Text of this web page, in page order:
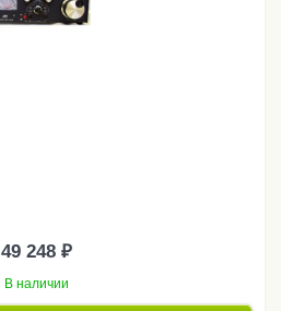
49 248 ₽
В наличии